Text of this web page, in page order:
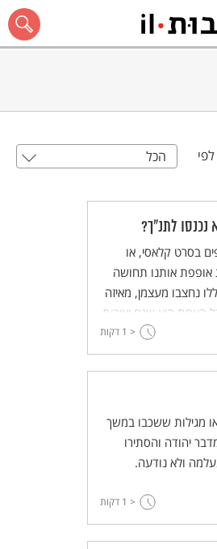
הכל
נכנסו לתנ"ך?
בסרט קלאסי, או
אופפת אותנו תחושה
נחצבו מעצמן, מאיזה
האמת היא שגם יצירות
תמיד יש מישהו שחותך
או עורך החוצה תכנים
ההגמונית. הנה, קחו
התנ"ך.
< 1 דקות
מגילות ששכבו במשך
יהודה והסתירו
ולא נודעה.
< 1 דקות